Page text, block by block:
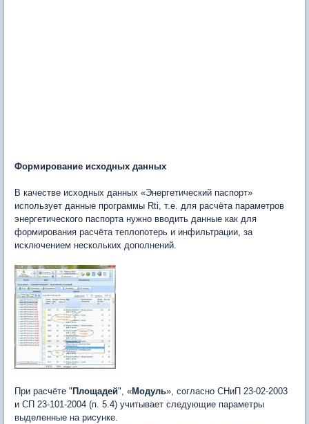
Формирование исходных данных
В качестве исходных данных «Энергетический паспорт»
использует данные программы Rti, т.е. для расчёта параметров
энергетического паспорта нужно вводить данные как для
формирования расчёта теплопотерь и инфильтрации, за
исключением нескольких дополнений.
При расчёте " Площадей", «Модуль», согласно СНиП 23-02-2003
и СП 23-101-2004 (п. 5.4) учитывает следующие параметры
выделенные на рисунке.